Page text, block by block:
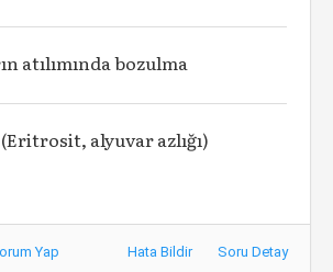
atılımında bozulma
alyuvar azlığı)
Yap Hata Bildir Soru Detay